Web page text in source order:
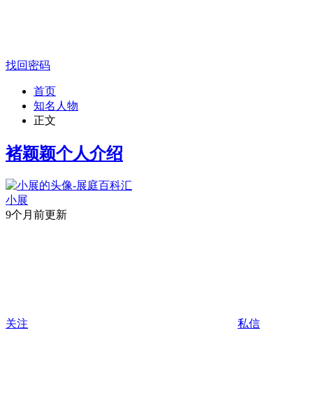
找回密码
首页
知名人物
正文
褚颖颖个人介绍
小展
9个月前更新
关注 私信